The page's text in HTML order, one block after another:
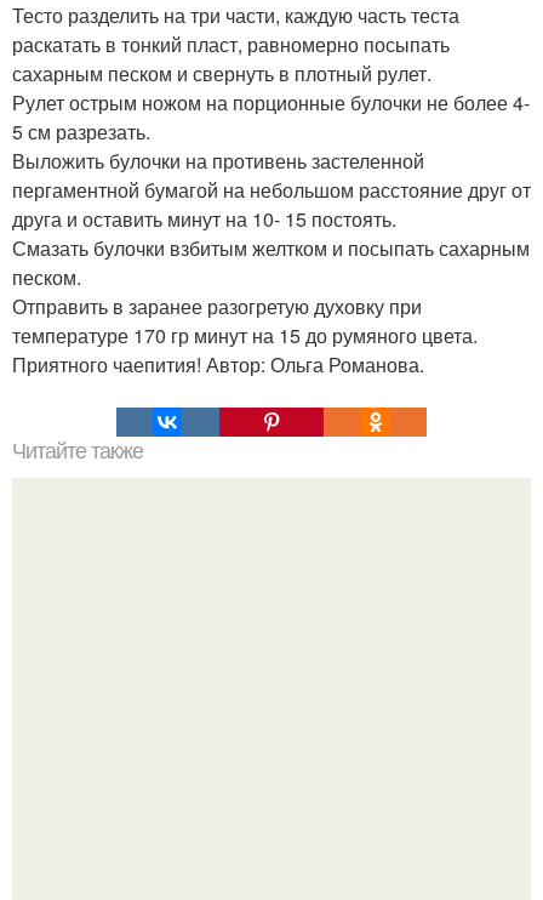
Тесто разделить на три части, каждую часть теста
раскатать в тонкий пласт, равномерно посыпать
сахарным песком и свернуть в плотный рулет.
Рулет острым ножом на порционные булочки не более 4-
5 см разрезать.
Выложить булочки на противень застеленной
пергаментной бумагой на небольшом расстояние друг от
друга и оставить минут на 10- 15 постоять.
Смазать булочки взбитым желтком и посыпать сахарным
песком.
Отправить в заранее разогретую духовку при
температуре 170 гр минут на 15 до румяного цвета.
Приятного чаепития! Автор: Ольга Романова.
Читайте также